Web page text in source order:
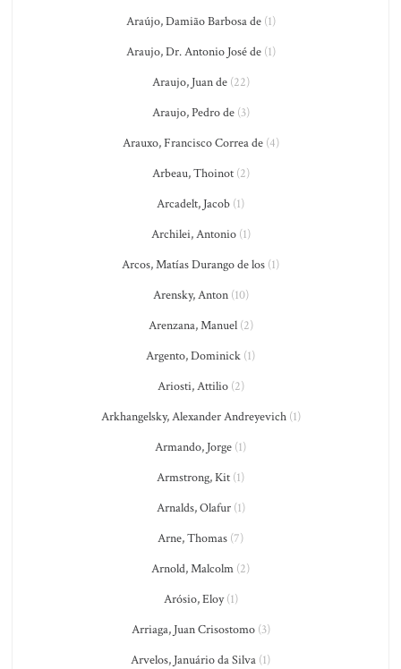
Araújo, Damião Barbosa de(1)
Araujo, Dr. Antonio José de(1)
Araujo, Juan de(22)
Araujo, Pedro de(3)
Arauxo, Francisco Correa de(4)
Arbeau, Thoinot(2)
Arcadelt, Jacob (1)
Archilei, Antonio(1)
Arcos, Matías Durango de los (1)
Arensky, Anton(10)
Arenzana, Manuel(2)
Argento, Dominick (1)
Ariosti, Attilio(2)
Arkhangelsky, Alexander Andreyevich(1)
Armando, Jorge (1)
Armstrong, Kit (1)
Arnalds, Olafur(1)
Arne, Thomas (7)
Arnold, Malcolm (2)
Arósio, Eloy(1)
Arriaga, Juan Crisostomo(3)
Arvelos, Januário da Silva (1)